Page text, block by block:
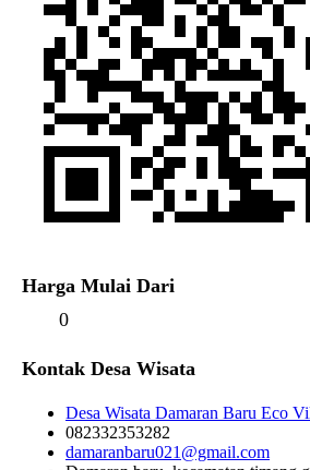
Harga Mulai Dari
0
Kontak Desa Wisata
Desa Wisata Damaran Baru Eco
082332353282
damaranbaru021@gmail.com